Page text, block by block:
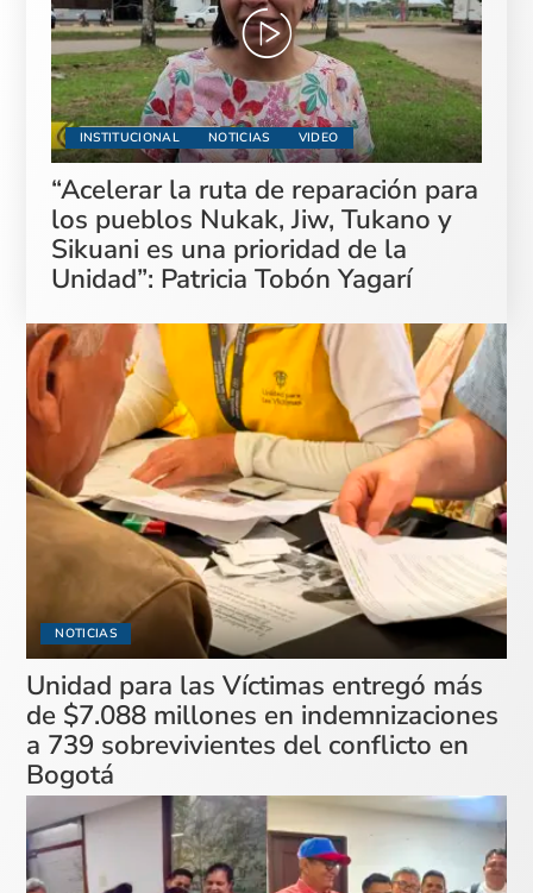
INSTITUCIONAL NOTICIAS VIDEO
“Acelerar la ruta de reparación para
los pueblos Nukak, Jiw, Tukano y
Sikuani es una prioridad de la
Unidad”: Patricia Tobón Yagarí
NOTICIAS
Unidad para las Víctimas entregó más
de $7.088 millones en indemnizaciones
a 739 sobrevivientes del conflicto en
Bogotá